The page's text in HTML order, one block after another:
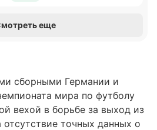
еще
сборными Германии и
мира по футболу
вехой в борьбе за выход из
точных данных о